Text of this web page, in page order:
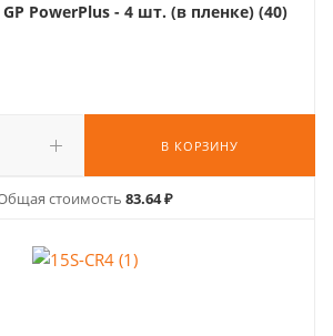
GP PowerPlus - 4 шт. (в пленке) (40)
В КОРЗИНУ
стоимость 83.64 ₽